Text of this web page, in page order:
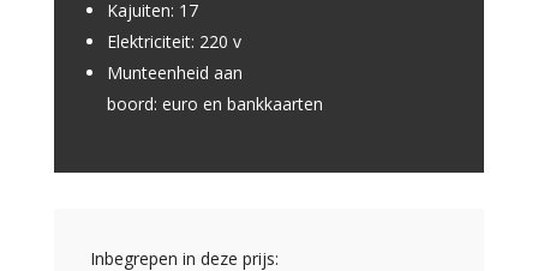
Kajuiten: 17
Elektriciteit: 220 v
Munteenheid aan
boord: euro en bankkaarten
Inbegrepen in deze prijs: